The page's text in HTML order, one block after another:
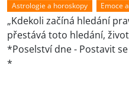
Astrologie a horoskopy Emoce
„Kdekoli začíná hledání
přestává toto hledání,
*Poselství dne - Postavit
*